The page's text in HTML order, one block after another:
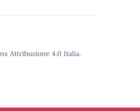
Attribuzione 4.0 Italia.